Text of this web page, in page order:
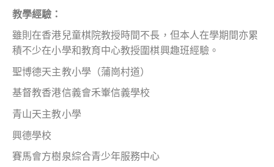
教學經驗：
雖則在香港兒童棋院教授時間不長，但本人在學期間亦累
積不少在小學和教育中心教授圍棋興趣班經驗。
聖博德天主教小學（蒲崗村道）
基督教香港信義會禾輋信義學校
青山天主教小學
興德學校
賽馬會方樹泉綜合青少年服務中心